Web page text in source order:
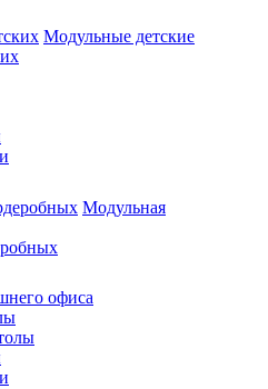
Модульные детские
Модульная
офиса